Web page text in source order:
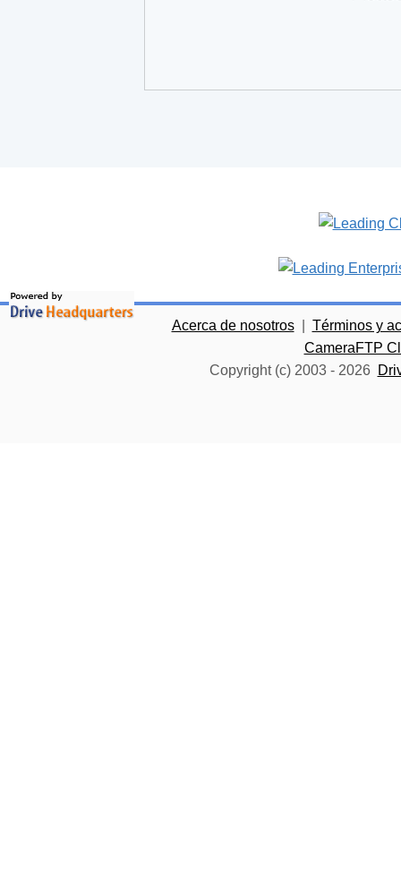
Acerca de nosotros
Términos y
CameraFTP
Copyright (c) 2003 - 2026